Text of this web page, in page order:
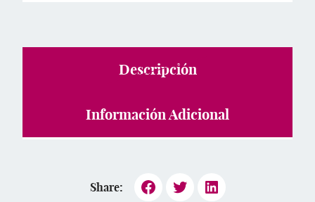
Descripción
Información Adicional
Share: